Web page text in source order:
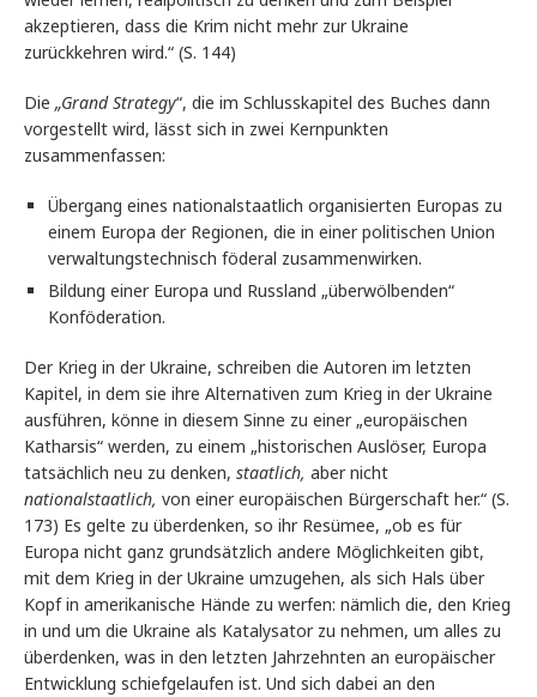
akzeptieren, dass die Krim nicht mehr zur Ukraine
zurückkehren wird.“ (S. 144)
Die „Grand Strategy“, die im Schlusskapitel des Buches dann
vorgestellt wird, lässt sich in zwei Kernpunkten
zusammenfassen:
Übergang eines nationalstaatlich organisierten Europas zu
einem Europa der Regionen, die in einer politischen Union
verwaltungstechnisch föderal zusammenwirken.
Bildung einer Europa und Russland „überwölbenden“
Konföderation.
Der Krieg in der Ukraine, schreiben die Autoren im letzten
Kapitel, in dem sie ihre Alternativen zum Krieg in der Ukraine
ausführen, könne in diesem Sinne zu einer „europäischen
Katharsis“ werden, zu einem „historischen Auslöser, Europa
tatsächlich neu zu denken, staatlich, aber nicht
nationalstaatlich, von einer europäischen Bürgerschaft her.“ (S.
173) Es gelte zu überdenken, so ihr Resümee, „ob es für
Europa nicht ganz grundsätzlich andere Möglichkeiten gibt,
mit dem Krieg in der Ukraine umzugehen, als sich Hals über
Kopf in amerikanische Hände zu werfen: nämlich die, den Krieg
in und um die Ukraine als Katalysator zu nehmen, um alles zu
überdenken, was in den letzten Jahrzehnten an europäischer
Entwicklung schiefgelaufen ist. Und sich dabei an den